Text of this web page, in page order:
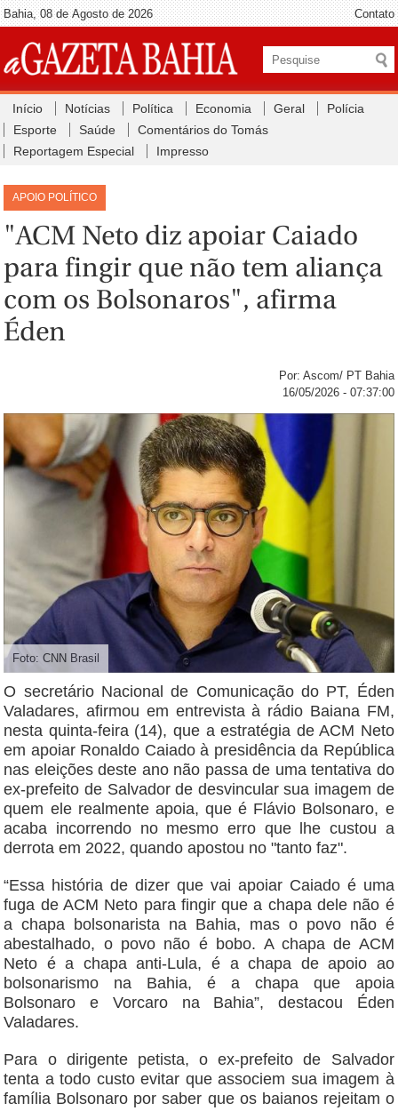
Bahia, 08 de Agosto de 2026 Contato
Início Notícias Política Economia Geral
Polícia
Esporte
Saúde
Comentários do Tomás
Reportagem Especial
Impresso
APOIO POLÍTICO
"ACM Neto diz apoiar Caiado
para fingir que não tem aliança
com os Bolsonaros", afirma
Éden
Por: Ascom/ PT Bahia
16/05/2026 - 07:37:00
Foto: CNN Brasil
O secretário Nacional de Comunicação do PT, Éden
Valadares, afirmou em entrevista à rádio Baiana FM,
nesta quinta-feira (14), que a estratégia de ACM Neto
em apoiar Ronaldo Caiado à presidência da República
nas eleições deste ano não passa de uma tentativa do
ex-prefeito de Salvador de desvincular sua imagem de
quem ele realmente apoia, que é Flávio Bolsonaro, e
acaba incorrendo no mesmo erro que lhe custou a
derrota em 2022, quando apostou no "tanto faz".
“Essa história de dizer que vai apoiar Caiado é uma
fuga de ACM Neto para fingir que a chapa dele não é
a chapa bolsonarista na Bahia, mas o povo não é
abestalhado, o povo não é bobo. A chapa de ACM
Neto é a chapa anti-Lula, é a chapa de apoio ao
bolsonarismo na Bahia, é a chapa que apoia
Bolsonaro e Vorcaro na Bahia”, destacou Éden
Valadares.
Para o dirigente petista, o ex-prefeito de Salvador
tenta a todo custo evitar que associem sua imagem à
família Bolsonaro por saber que os baianos rejeitam o